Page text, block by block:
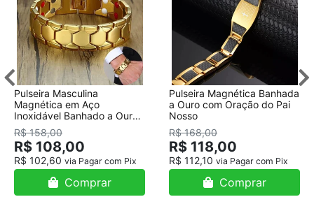
Pulseira Masculina
Magnética em Aço
Inoxidável Banhado a Ouro
18K
R$ 158,00
R$ 108,00
R$ 102,60 via Pagar com Pix
Comprar
Pulseira Magnética Banhada
a Ouro com Oração do Pai
Nosso
R$ 168,00
R$ 118,00
R$ 112,10 via Pagar com Pix
Comprar